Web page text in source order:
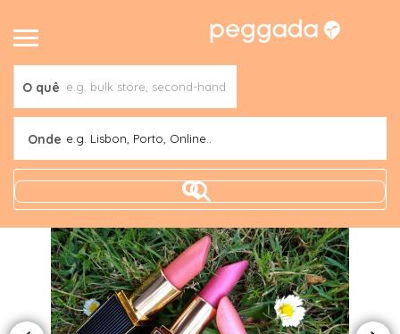
O quê
Onde e.g. Lisbon, Porto, Online..